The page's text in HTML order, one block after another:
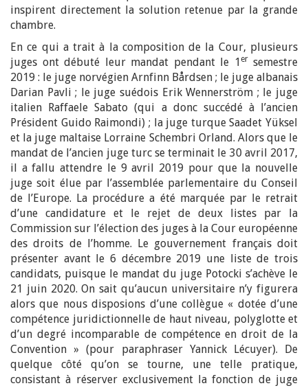
inspirent directement la solution retenue par la grande
chambre.
En ce qui a trait à la composition de la Cour, plusieurs
juges ont débuté leur mandat pendant le 1 ersemestre
2019 : le juge norvégien Arnfinn Bårdsen ; le juge albanais
Darian Pavli ; le juge suédois Erik Wennerström ; le juge
italien Raffaele Sabato (qui a donc succédé à l’ancien
Président Guido Raimondi) ; la juge turque Saadet Yüksel
et la juge maltaise Lorraine Schembri Orland. Alors que le
mandat de l’ancien juge turc se terminait le 30 avril 2017,
il a fallu attendre le 9 avril 2019 pour que la nouvelle
juge soit élue par l’assemblée parlementaire du Conseil
de l’Europe. La procédure a été marquée par le retrait
d’une candidature et le rejet de deux listes par la
Commission sur l’élection des juges à la Cour européenne
des droits de l’homme. Le gouvernement français doit
présenter avant le 6 décembre 2019 une liste de trois
candidats, puisque le mandat du juge Potocki s’achève le
21 juin 2020. On sait qu’aucun universitaire n’y figurera
alors que nous disposions d’une collègue « dotée d’une
compétence juridictionnelle de haut niveau, polyglotte et
d’un degré incomparable de compétence en droit de la
Convention » (pour paraphraser Yannick Lécuyer). De
quelque côté qu’on se tourne, une telle pratique,
consistant à réserver exclusivement la fonction de juge